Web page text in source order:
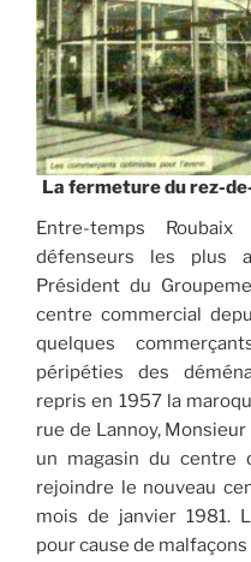
La fermeture du rez-
Entre-temps
défenseurs les plus
Président du
centre commercial
quelques
péripéties des
repris en 1957 la
rue de Lannoy,
un magasin du centre
rejoindre le nouveau
mois de janvier 1981.
pour cause de